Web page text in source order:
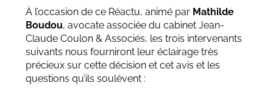
À l’occasion de ce Réactu, animé par Mathilde
Boudou, avocate associée du cabinet Jean-
Claude Coulon & Associés, les trois intervenants
suivants nous fourniront leur éclairage très
précieux sur cette décision et cet avis et les
questions qu’ils soulèvent :